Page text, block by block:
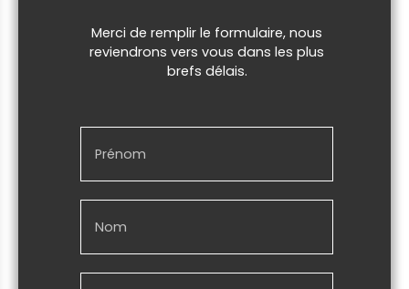
Merci de remplir le formulaire, nous
reviendrons vers vous dans les plus
brefs délais.
Prénom
Nom